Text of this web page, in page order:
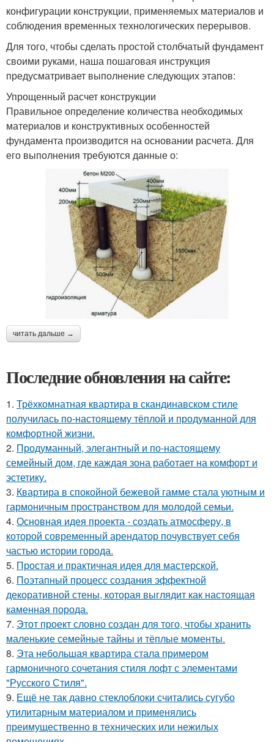
конфигурации конструкции, применяемых материалов и
соблюдения временных технологических перерывов.
Для того, чтобы сделать простой столбчатый фундамент
своими руками, наша пошаговая инструкция
предусматривает выполнение следующих этапов:
Упрощенный расчет конструкции
Правильное определение количества необходимых
материалов и конструктивных особенностей
фундамента производится на основании расчета. Для
его выполнения требуются данные о:
читать дальше →
Последние обновления на сайте:
1. Трёхкомнатная квартира в скандинавском стиле
получилась по-настоящему тёплой и продуманной для
комфортной жизни.
2. Продуманный, элегантный и по-настоящему
семейный дом, где каждая зона работает на комфорт и
эстетику.
3. Квартира в спокойной бежевой гамме стала уютным и
гармоничным пространством для молодой семьи.
4. Основная идея проекта - создать атмосферу, в
которой современный арендатор почувствует себя
частью истории города.
5. Простая и практичная идея для мастерской.
6. Поэтапный процесс создания эффектной
декоративной стены, которая выглядит как настоящая
каменная порода.
7. Этот проект словно создан для того, чтобы хранить
маленькие семейные тайны и тёплые моменты.
8. Эта небольшая квартира стала примером
гармоничного сочетания стиля лофт с элементами
"Русского Стиля".
9. Ещё не так давно стеклоблоки считались сугубо
утилитарным материалом и применялись
преимущественно в технических или нежилых